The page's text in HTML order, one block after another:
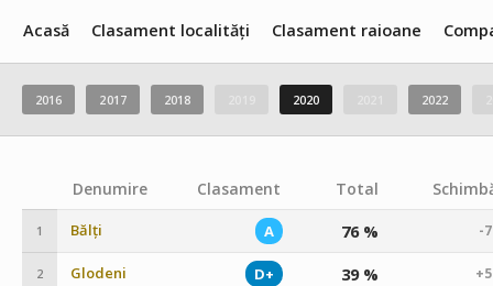
Acasă Clasament localități Clasament raioane
2016 2017 2018 2020 2022
Denumire Clasament Total
1 Bălți A 76 % -
2 Glodeni D+ 39 %